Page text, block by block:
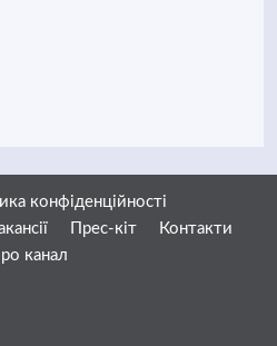
конфіденційності
Прес-кіт
Контакти
канал